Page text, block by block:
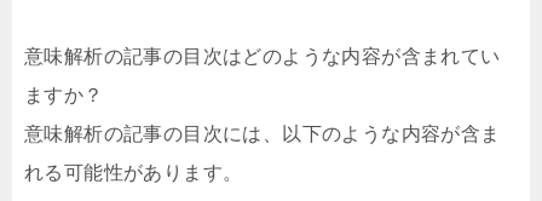
意味解析の記事の目次はどのような内容が含まれてい
ますか？
意味解析の記事の目次には、以下のような内容が含ま
れる可能性があります。